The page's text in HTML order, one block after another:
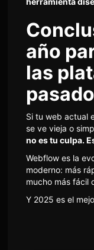
año
las
pasado
Si tu web actual
se ve vieja o
no es tu culpa.
Webflow es la
moderno: más
mucho más fácil
Y 2025 es el